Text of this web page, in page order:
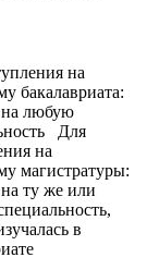
на
бакалавриата:
на любую
Для
на
магистратуры:
ту же или
в